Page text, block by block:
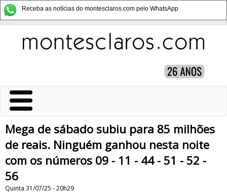
Receba as notícias do montesclaros.com pelo WhatsApp
Mega de sábado subiu para 85 milhões
de reais. Ninguém ganhou nesta noite
com os números 09 - 11 - 44 - 51 - 52 -
56
Quinta 31/07/25 - 20h29